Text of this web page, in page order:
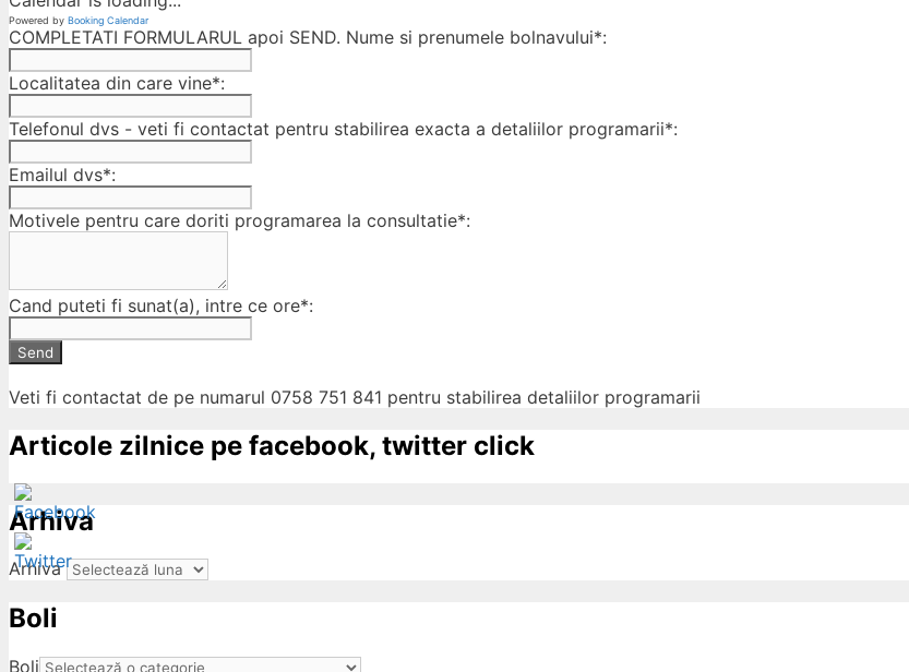
Powered by Booking Calendar
COMPLETATI FORMULARUL apoi SEND. Nume si prenumele bolnavului*:
Localitatea din care vine*:
Telefonul dvs - veti fi contactat pentru stabilirea exacta a detaliilor programarii*:
Emailul dvs*:
Motivele pentru care doriti programarea la consultatie*:
Cand puteti fi sunat(a), intre ce ore*:
Send
Veti fi contactat de pe numarul 0758 751 841 pentru stabilirea detaliilor programarii
Articole zilnice pe facebook, twitter click
Arhiva
Arhiva
Boli
Boli